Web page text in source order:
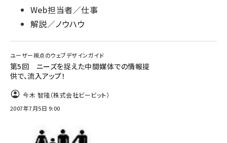
Web担当者／仕事
解説／ノウハウ
ユーザー視点のウェブデザインガイド
第5回 ニーズを捉えた中間媒体での情報提
供で、流入アップ！
今木 智隆（株式会社ビービット）
2007年7月5日 9:00